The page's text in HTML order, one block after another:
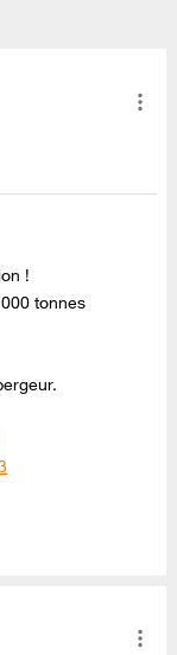
!
tonnes